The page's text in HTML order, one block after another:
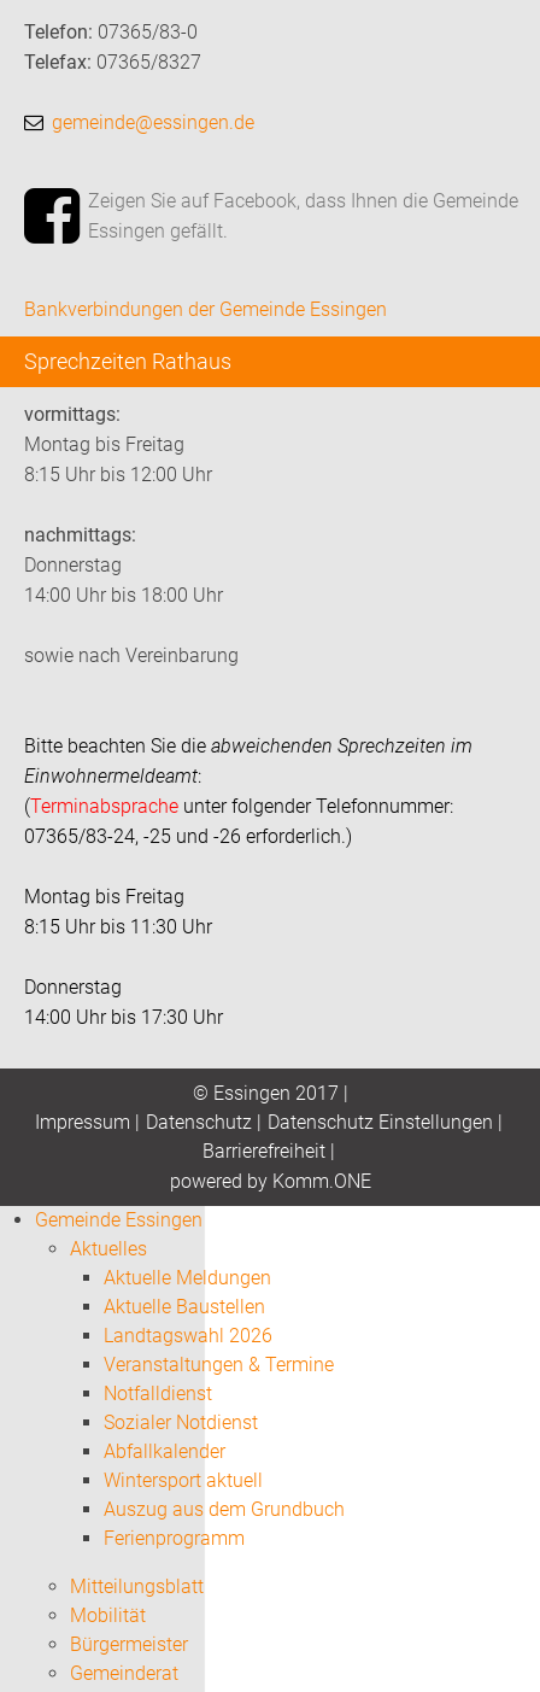
Telefon: 07365/83-0
Telefax: 07365/8327
gemeinde@essingen.de
Zeigen Sie auf Facebook, dass Ihnen die Gemeinde
Essingen gefällt.
Bankverbindungen der Gemeinde Essingen
Sprechzeiten Rathaus
vormittags:
Montag bis Freitag
8:15 Uhr bis 12:00 Uhr
nachmittags:
Donnerstag
14:00 Uhr bis 18:00 Uhr
sowie nach Vereinbarung
Bitte beachten Sie die abweichenden Sprechzeiten im
Einwohnermeldeamt:
(Terminabsprache unter folgender Telefonnummer:
07365/83-24, -25 und -26 erforderlich.)
Montag bis Freitag
8:15 Uhr bis 11:30 Uhr
Donnerstag
14:00 Uhr bis 17:30 Uhr
© Essingen 2017 |
Impressum | Datenschutz| Datenschutz Einstellungen |
Barrierefreiheit|
powered by Komm.ONE
Gemeinde Essingen
Aktuelles
Aktuelle Meldungen
Aktuelle Baustellen
Landtagswahl 2026
Veranstaltungen & Termine
Notfalldienst
Sozialer Notdienst
Abfallkalender
Wintersport aktuell
Auszug aus dem Grundbuch
Ferienprogramm
Mitteilungsblatt
Mobilität
Bürgermeister
Gemeinderat